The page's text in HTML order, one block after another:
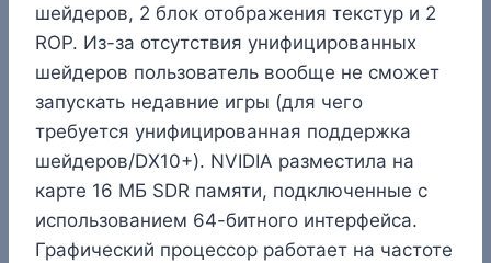
шейдеров, 2 блок отображения текстур и 2
ROP. Из-за отсутствия унифицированных
шейдеров пользователь вообще не сможет
запускать недавние игры (для чего
требуется унифицированная поддержка
шейдеров/DX10+). NVIDIA разместила на
карте 16 МБ SDR памяти, подключенные с
использованием 64-битного интерфейса.
Графический процессор работает на частоте